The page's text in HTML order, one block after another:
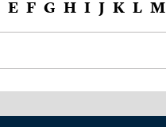
E F G H I J K L M